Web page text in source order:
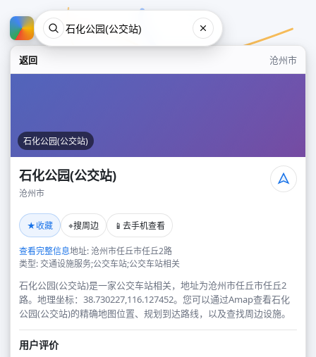
返回 沧州市
石化公园(公交站)
石化公园(公交站)
沧州市
★收藏 ⌖搜周边 📱 去手机查看
查看完整信息地址: 沧州市任丘市任丘2路
类型: 交通设施服务;公交车站;公交车站相关
石化公园(公交站)是一家公交车站相关，地址为沧州市任丘市任丘2
路。地理坐标：38.730227,116.127452。您可以通过Amap查看石化
公园(公交站)的精确地图位置、规划到达路线，以及查找周边设施。
用户评价